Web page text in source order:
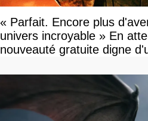
« Parfait. Encore plus
univers incroyable » En
nouveauté gratuite digne